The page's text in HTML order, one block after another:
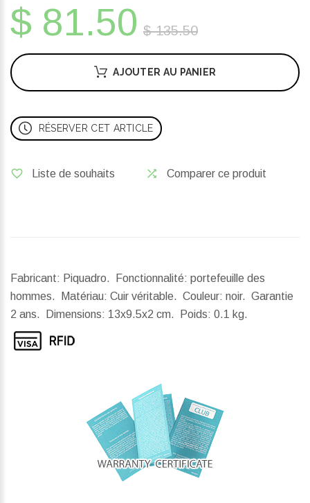
$ 81.50 $ 135.50
AJOUTER AU PANIER
RÉSERVER CET ARTICLE
Liste de souhaits Comparer ce produit
Fabricant: Piquadro. Fonctionnalité: portefeuille des
hommes. Matériau: Cuir véritable. Couleur: noir. Garantie
2 ans.
Dimensions: 13x9.5x2 cm. Poids: 0.1 kg.